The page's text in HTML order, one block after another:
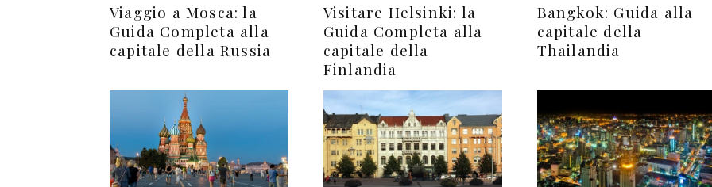
Viaggio a Mosca: la
Guida Completa alla
capitale della Russia
Visitare Helsinki: la
Guida Completa alla
capitale della
Finlandia
Bangkok: Guida alla
capitale della
Thailandia